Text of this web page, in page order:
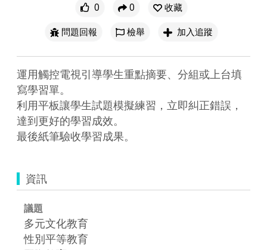
0 0
收藏
問題回報
檢舉 加入追蹤
運用觸控電視引導學生重點摘要、分組或上台填
寫學習單。
利用平板讓學生試題模擬練習，立即糾正錯誤，
達到更好的學習成效。
最後紙筆驗收學習成果。
資訊
議題
多元文化教育
性別平等教育